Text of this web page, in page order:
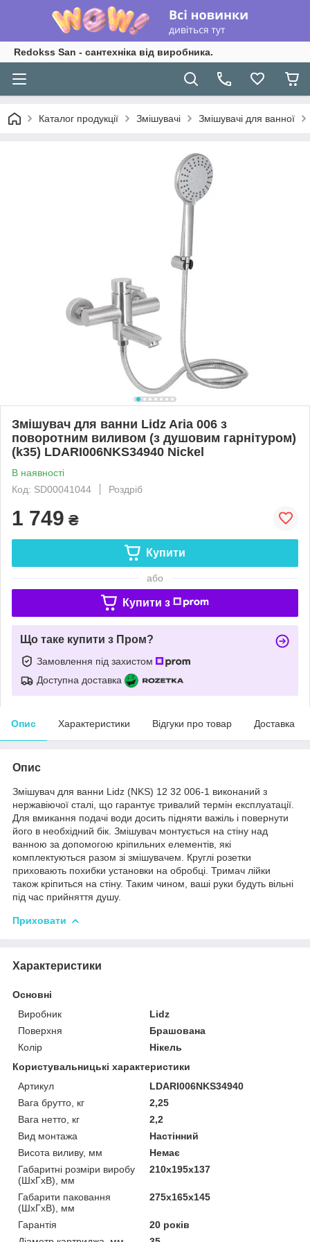
Redokss San - сантехніка від виробника.
Каталог продукції Змішувачі Змішувачі для ванної
Змішувач для ванни Lidz Aria 006 з
поворотним виливом (з душовим гарнітуром)
(k35) LDARI006NKS34940 Nickel
В наявності
Код: SD00041044
Роздріб
1 749 ₴
Купити
або
Купити з
Що таке купити з Пром?
Замовлення під захистом
Доступна доставка
Опис Характеристики Відгуки про товар Доставка
Опис
Змішувач для ванни Lidz (NKS) 12 32 006-1 виконаний з
нержавіючої сталі, що гарантує тривалий термін експлуатації.
Для вмикання подачі води досить підняти важіль і повернути
його в необхідний бік. Змішувач монтується на стіну над
ванною за допомогою кріпильних елементів, які
комплектуються разом зі змішувачем. Круглі розетки
приховають похибки установки на обробці. Тримач лійки
також кріпиться на стіну. Таким чином, ваші руки будуть вільні
під час прийняття душу.
Приховати
Характеристики
Основні
Виробник
Lidz
Поверхня
Брашована
Колір
Нікель
Користувальницькі характеристики
Артикул
LDARI006NKS34940
Вага брутто, кг
2,25
Вага нетто, кг
2,2
Вид монтажа
Настінний
Висота виливу, мм
Немає
Габаритні розміри виробу
(ШхГхВ), мм
210х195х137
Габарити паковання
(ШхГхВ), мм
275х165х145
Гарантія
20 років